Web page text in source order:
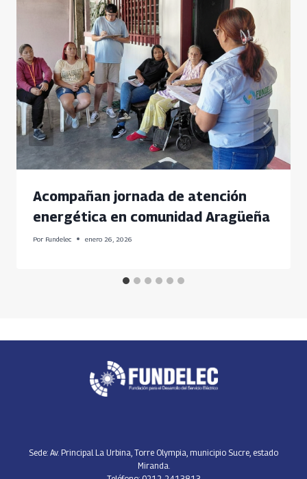
Acompañan jornada de atención
energética en comunidad Aragüeña
Por Fundelec enero 26, 2026
Sede: Av. Principal La Urbina, Torre Olympia, municipio Sucre, estado
Miranda.